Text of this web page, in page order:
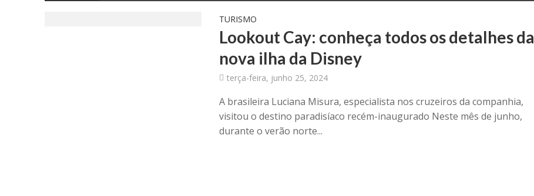
TURISMO
Lookout Cay: conheça todos os detalhes da
nova ilha da Disney
terça-feira, junho 25, 2024
A brasileira Luciana Misura, especialista nos cruzeiros da companhia,
visitou o destino paradisíaco recém-inaugurado Neste mês de junho,
durante o verão norte...